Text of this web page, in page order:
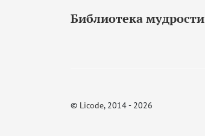
Библиотека мудрости
© Licode, 2014 - 2026